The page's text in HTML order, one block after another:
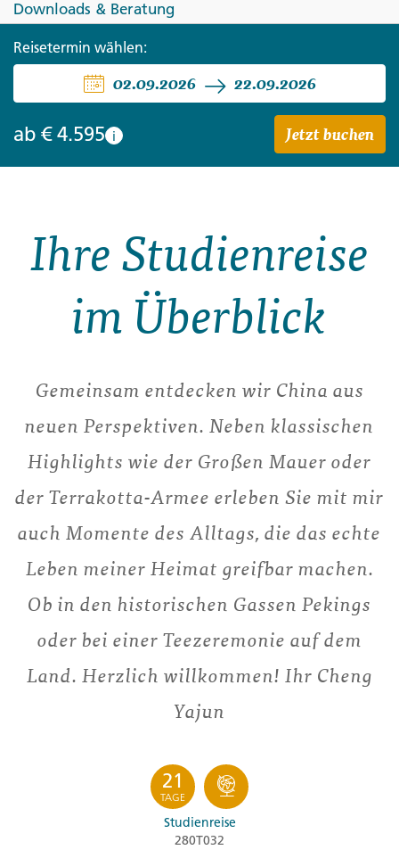
China - das Reich der Mitte
Downloads & Beratung
Reisetermin wählen:
02.09.2026 22.09.2026
ab € 4.595 i Jetzt buchen
Ihre Studienreise
im Überblick
Gemeinsam entdecken wir China aus
neuen Perspektiven. Neben klassischen
Highlights wie der Großen Mauer oder
der Terrakotta-Armee erleben Sie mit mir
auch Momente des Alltags, die das echte
Leben meiner Heimat greifbar machen.
Ob in den historischen Gassen Pekings
oder bei einer Teezeremonie auf dem
Land. Herzlich willkommen! Ihr Cheng
Yajun
21
TAGE
Studienreise
280T032